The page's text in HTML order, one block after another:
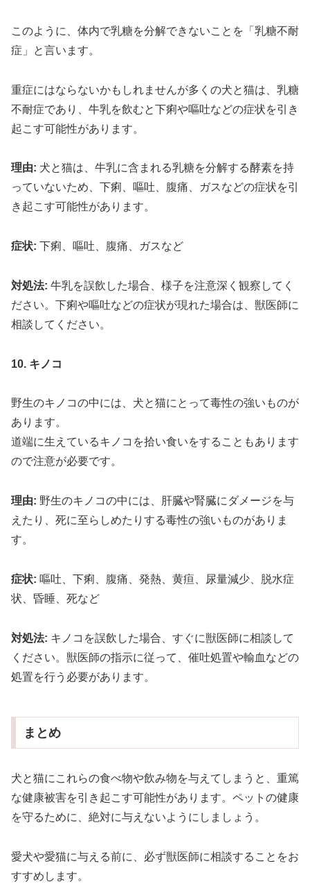
このように、体内で乳糖を分解できないことを「乳糖不耐
症」と言います。
重症にはならないかもしれませんが多くの犬と猫は、乳糖
不耐症であり、牛乳を飲むと下痢や嘔吐などの症状を引き
起こす可能性があります。
理由: 犬と猫は、牛乳に含まれる乳糖を分解する酵素を持
っていないため、下痢、嘔吐、腹痛、ガスなどの症状を引
き起こす可能性があります。
症状: 下痢、嘔吐、腹痛、ガスなど
対処法: 牛乳を誤飲した場合、様子を注意深く観察してく
ださい。下痢や嘔吐などの症状が現れた場合は、獣医師に
相談してください。
10. キノコ
野生のキノコの中には、犬と猫にとって毒性の強いものが
あります。
道端に生えているキノコを拾い食いをすることもあります
ので注意が必要です。
理由: 野生のキノコの中には、肝臓や腎臓にダメージを与
えたり、死に至らしめたりする毒性の強いものがありま
す。
症状: 嘔吐、下痢、腹痛、発熱、黄疸、尿量減少、脱水症
状、昏睡、死など
対処法: キノコを誤飲した場合、すぐに獣医師に相談して
ください。獣医師の指示に従って、催吐処置や輸血などの
処置を行う必要があります。
まとめ
犬と猫にこれらの食べ物や飲み物を与えてしまうと、重篤
な健康被害を引き起こす可能性があります。ペットの健康
を守るために、絶対に与えないようにしましょう。
愛犬や愛猫に与える前に、必ず獣医師に相談することをお
すすめします。